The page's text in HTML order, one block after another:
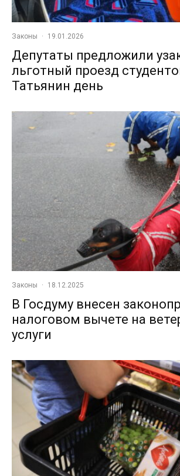
Законы · 19.01.2026
Депутаты предложили
льготный проезд
Татьянин день
Законы · 18.12.2025
В Госдуму внесен
налоговом вычете на
услуги